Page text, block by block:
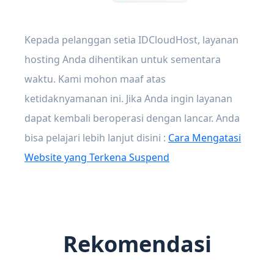
Kepada pelanggan setia IDCloudHost, layanan
hosting Anda dihentikan untuk sementara
waktu. Kami mohon maaf atas
ketidaknyamanan ini. Jika Anda ingin layanan
dapat kembali beroperasi dengan lancar. Anda
bisa pelajari lebih lanjut disini : Cara Mengatasi
Website yang Terkena Suspend
Rekomendasi